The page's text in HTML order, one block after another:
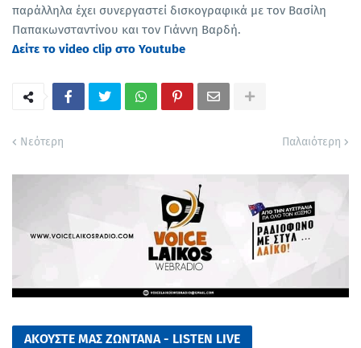
παράλληλα έχει συνεργαστεί δισκογραφικά με τον Βασίλη
Παπακωνσταντίνου και τον Γιάννη Βαρδή.
Δείτε το video clip στο Youtube
Νεότερη Παλαιότερη
ΑΚΟΥΣΤΕ ΜΑΣ ΖΩΝΤΑΝΑ - LISTEN LIVE